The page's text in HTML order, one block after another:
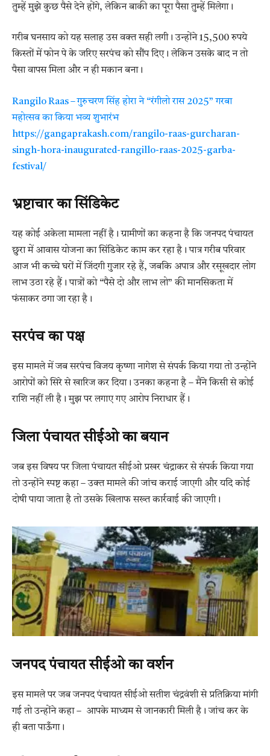
तुम्हें मुझे कुछ पैसे देने होंगे, लेकिन बाकी का पूरा पैसा तुम्हें मिलेगा।
गरीब घनसाय को यह सलाह उस वक्त सही लगी। उन्होंने 15,500 रुपये
किस्तों में फोन पे के जरिए सरपंच को सौंप दिए। लेकिन उसके बाद न तो
पैसा वापस मिला और न ही मकान बना।
Rangilo Raas – गुरुचरण सिंह होरा ने “रंगीलो रास 2025” गरबा
महोत्सव का किया भव्य शुभारंभ
https://gangaprakash.com/rangilo-raas-gurcharan-
singh-hora-inaugurated-rangillo-raas-2025-garba-
festival/
भ्रष्टाचार का सिंडिकेट
यह कोई अकेला मामला नहीं है। ग्रामीणों का कहना है कि जनपद पंचायत
छुरा में आवास योजना का सिंडिकेट काम कर रहा है। पात्र गरीब परिवार
आज भी कच्चे घरों में जिंदगी गुजार रहे हैं, जबकि अपात्र और रसूखदार लोग
लाभ उठा रहे हैं। पात्रों को “पैसे दो और लाभ लो” की मानसिकता में
फंसाकर ठगा जा रहा है।
सरपंच का पक्ष
इस मामले में जब सरपंच विजय कृष्णा नागेश से संपर्क किया गया तो उन्होंने
आरोपों को सिरे से खारिज कर दिया। उनका कहना है – मैंने किसी से कोई
राशि नहीं ली है। मुझ पर लगाए गए आरोप निराधार हैं।
जिला पंचायत सीईओ का बयान
जब इस विषय पर जिला पंचायत सीईओ प्रखर चंद्राकर से संपर्क किया गया
तो उन्होंने स्पष्ट कहा – उक्त मामले की जांच कराई जाएगी और यदि कोई
दोषी पाया जाता है तो उसके खिलाफ सख्त कार्रवाई की जाएगी।
जनपद पंचायत सीईओ का वर्शन
इस मामले पर जब जनपद पंचायत सीईओ सतीश चंद्रवंशी से प्रतिक्रिया मांगी
गई तो उन्होंने कहा – आपके माध्यम से जानकारी मिली है। जांच कर के
ही बता पाऊँगा।